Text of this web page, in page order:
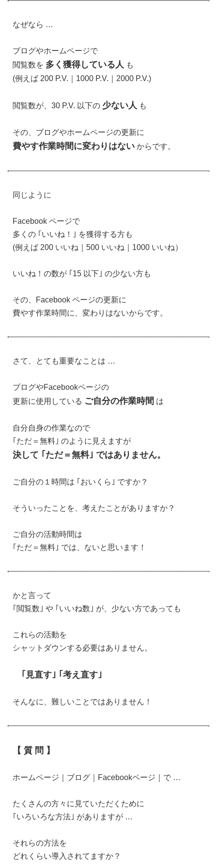
なぜなら …
ブログやホームページで
閲覧数を 多く獲得している人 も
(例えば 200 P.V.｜1000 P.V.｜2000 P.V.)
閲覧数が、30 P.V. 以下の 少ない人 も
その、ブログやホームページの更新に
費やす作業時間に変わりはない からです。
同じように
Facebook ページで
多くの ｢いいね！｣ を獲得する方も
(例えば 200 いいね｜500 いいね｜1000 いいね）
いいね！の数が ｢15 以下｣ の少ない方も
その、Facebook ページの更新に
費やす作業時間に、変わりはないからです。
さて、とても重要なことは …
ブログやFacebookページの
更新に使用している ご自分の作業時間 は
自分自身の作業なので
｢ただ＝無料｣ のように見えますが
決して ｢ただ＝無料｣ ではありません。
ご自分の１時間は ｢おいくら｣ ですか？
そういったことを、考えたことがありますか？
ご自分の活動時間は
｢ただ＝無料｣ では、ないと思います！
かと言って
｢閲覧数｣ や ｢いいね数｣ が、少ない方であっても
これらの活動を
シャットダウンする必要はありません。
｢見直す｣ ｢考え直す｣
そんなに、難しいことではありません！
【 質 問 】
ホームページ｜ブログ｜Facebookページ｜で …
たくさんの方々に見ていただくために
｢いろいろな方法｣ がありますが …
それらの方法を
どれくらい導入されてますか？